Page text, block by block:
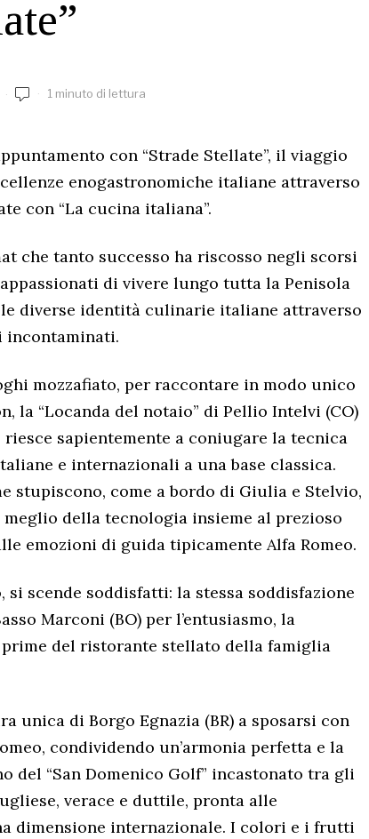
1 minuto di lettura
con “Strade Stellate”, il viaggio
enogastronomiche italiane attraverso
con “La cucina italiana”.
che tanto successo ha riscosso negli scorsi
di vivere lungo tutta la Penisola
diverse identità culinarie italiane attraverso
incontaminati.
mozzafiato, per raccontare in modo unico
la “Locanda del notaio” di Pellio Intelvi (CO)
sapientemente a coniugare la tecnica
e internazionali a una base classica.
stupiscono, come a bordo di Giulia e Stelvio,
della tecnologia insieme al prezioso
emozioni di guida tipicamente Alfa Romeo.
scende soddisfatti: la stessa soddisfazione
Marconi (BO) per l’entusiasmo, la
del ristorante stellato della famiglia
unica di Borgo Egnazia (BR) a sposarsi con
condividendo un’armonia perfetta e la
del “San Domenico Golf” incastonato tra gli
verace e duttile, pronta alle
dimensione internazionale. I colori e i frutti